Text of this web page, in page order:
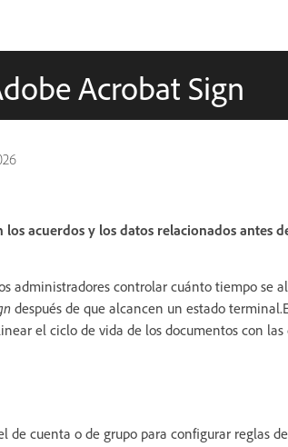
Acrobat Sign
acuerdos y los datos relacionados antes
administradores controlar cuánto tiempo se
después de que alcancen un estado
el ciclo de vida de los documentos con
de cuenta o de grupo para configurar reglas